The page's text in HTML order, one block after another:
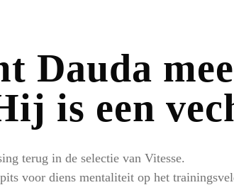
is een
terug in de selectie van Vitesse.
voor diens mentaliteit op het